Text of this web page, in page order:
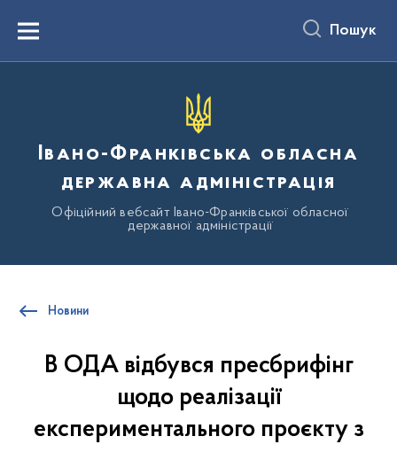
вмістуMenu Пошук
Івано-Франківська обласна
державна адміністрація
Офіційний вебсайт Івано-Франківської обласної
державної адміністрації
Новини
В ОДА відбувся пресбрифінг
щодо реалізації
експериментального проєкту з